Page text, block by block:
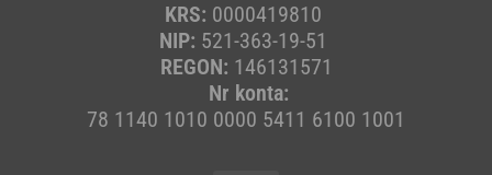
KRS: 0000419810
NIP: 521-363-19-51
REGON: 146131571
Nr konta:
78 1140 1010 0000 5411 6100 1001